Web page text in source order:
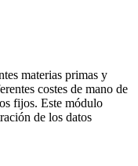
materias primas y
costes de mano de
fijos. Este módulo
de los datos